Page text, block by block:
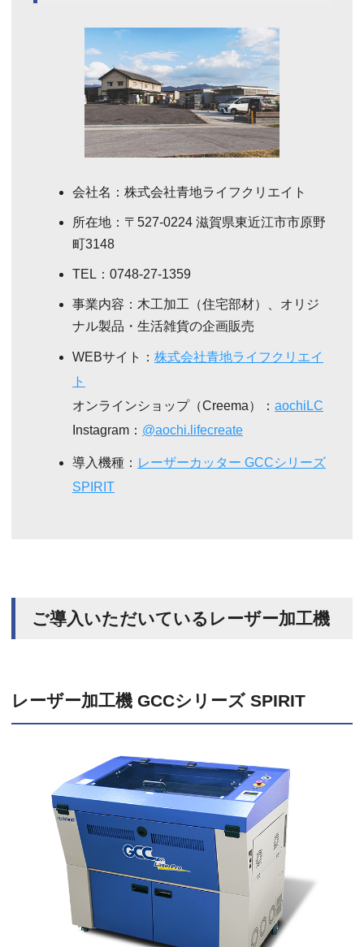
会社名：株式会社青地ライフクリエイト
所在地：〒527-0224 滋賀県東近江市市原野
町3148
TEL：0748-27-1359
事業内容：木工加工（住宅部材）、オリジ
ナル製品・生活雑貨の企画販売
WEBサイト： 株式会社青地ライフクリエイ
ト
オンラインショップ（Creema）： aochiLC
Instagram： @aochi.lifecreate
導入機種： レーザーカッター GCCシリーズ
SPIRIT
ご導入いただいているレーザー加工機
レーザー加工機 GCCシリーズ SPIRIT